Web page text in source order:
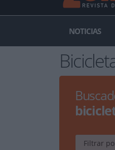
NOTICIAS